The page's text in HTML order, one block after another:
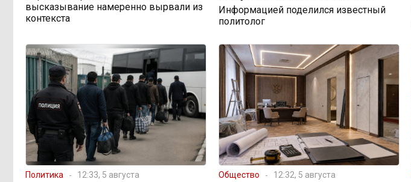
высказывание намеренно вырвали из
контекста
Информацией поделился известный
политолог
Политика 12:33, 5 августа Общество 12:32, 5 августа